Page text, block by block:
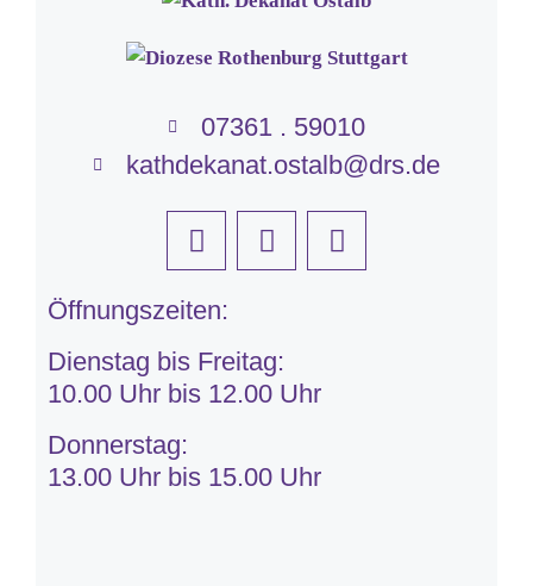
07361 . 59010
kathdekanat.ostalb@drs.de
Öffnungszeiten:
Dienstag bis Freitag:
10.00 Uhr bis 12.00 Uhr
Donnerstag:
13.00 Uhr bis 15.00 Uhr